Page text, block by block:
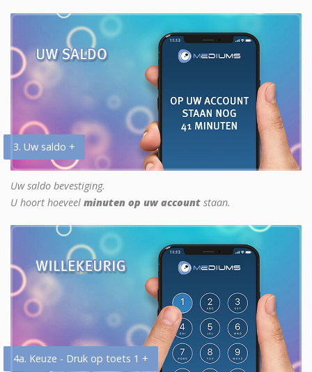
3. Uw saldo +
Uw saldo bevestiging.
U hoort hoeveel minuten op uw account staan.
4a. Keuze - Druk op toets 1 +